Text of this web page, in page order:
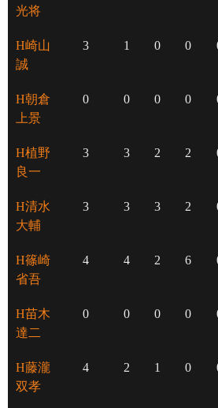
光将
H崎山
誠
3 1 0 0
H朝倉
上景
0 0 0 0
H植野
良一
3 3 2 2
H清水
大輔
3 3 3 2
H篠崎
省吾
4 4 2 6
H苗木
達二
0 0 0 0
H藤瀧
双孝
4 2 1 0